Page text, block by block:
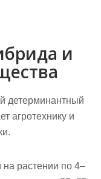
и
детерминантный
агротехнику и
на растении по 4–